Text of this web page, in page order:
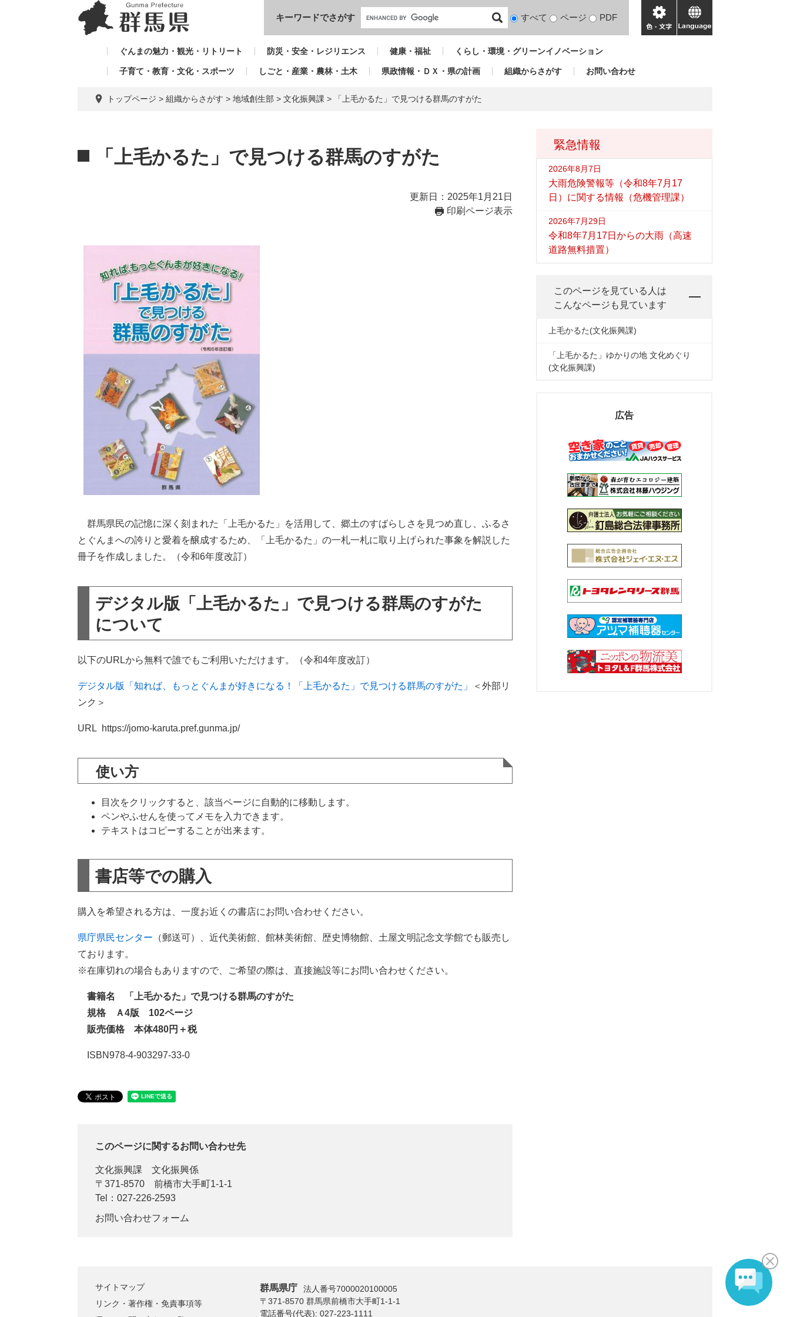
本文へ
キーワードでさがす
検
対
すべて ページ PDF
色・
文
language
ぐんまの魅力・観光・リトリート 防災・安全・レジリエンス 健康・福祉 くらし・環境・グリーンイノベーション
子育て・教育・文化・スポーツ しごと・産業・農林・土木 県政情報・ＤＸ・県の計画 組織からさがす お問い合わせ
トップページ > 組織からさがす > 地域創生部 > 文化振興課 > 「上毛かるた」で見つける群馬のすがた
文
「上毛かるた」で見つける群馬のすがた
更新日：2025年1月21日
印刷ページ表示
群馬県民の記憶に深く刻まれた「上毛かるた」を活用して、郷土のすばらしさを見つめ直し、ふるさ
とぐんまへの誇りと愛着を醸成するため、「上毛かるた」の一札一札に取り上げられた事象を解説した
冊子を作成しました。（令和6年度改訂）
デジタル版「上毛かるた」で見つける群馬のすがた
について
以下のURLから無料で誰でもご利用いただけます。（令和4年度改訂）
デジタル版「知れば、もっとぐんまが好きになる！「上毛かるた」で見つける群馬のすがた」
＜外部リ
ンク＞
URL https://jomo-karuta.pref.gunma.jp/
使い方
目次をクリックすると、該当ページに自動的に移動します。
ペンやふせんを使ってメモを入力できます。
テキストはコピーすることが出来ます。​
書店等での購入
購入を希望される方は、一度お近くの書店にお問い合わせください。
県庁県民センター （郵送可）、近代美術館、館林美術館、歴史博物館、土屋文明記念文学館でも販売し
ております。
※在庫切れの場合もありますので、ご希望の際は、直接施設等にお問い合わせください。
書籍名 「上毛かるた」で見つける群馬のすがた
規格 Ａ4版 102ページ
販売価格 本体480円＋税
ISBN978-4-903297-33-0
このページに関するお問い合わせ先
文化振興課
文化振興係
〒371-8570
前橋市大手町1-1-1
Tel：027-226-2593
お問い合わせフォーム
緊急情報
2026年8月7日
大雨危険警報等（令和8年7月17
日）に関する情報（危機管理課）
2026年7月29日
令和8年7月17日からの大雨（高速
道路無料措置）
このページを見ている人は
こんなページも見ています
上毛かるた(文化振興課)
「上毛かるた」ゆかりの地 文化めぐり
(文化振興課)
広告
サイトマップ
リンク・著作権・免責事項等
群馬県庁
法人番号7000020100005
〒371-8570 群馬県前橋市大手町1-1-1
電話番号(代表): 027-223-1111